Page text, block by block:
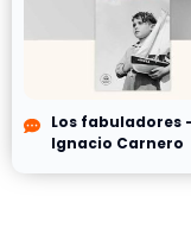
Los fabuladores
Ignacio Carnero